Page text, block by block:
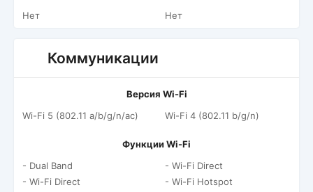
Нет
Нет
Коммуникации
Версия Wi-Fi
Wi-Fi 5 (802.11 a/b/g/n/ac)
Wi-Fi 4 (802.11 b/g/n)
Функции Wi-Fi
- Dual Band
- Wi-Fi Direct
- Wi-Fi Direct
- Wi-Fi Hotspot